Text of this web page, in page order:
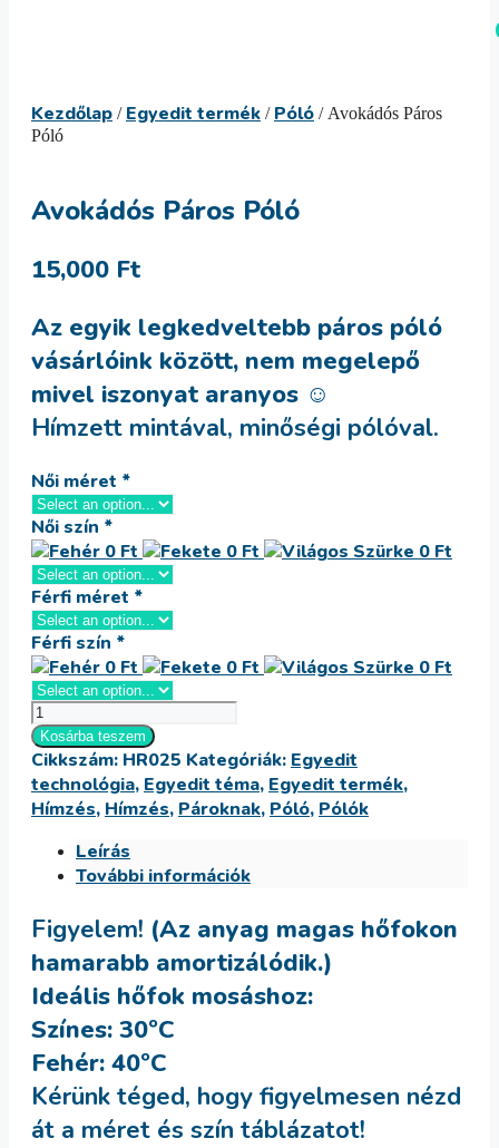
Kezdőlap / Egyedit termék / Póló / Avokádós Páros
Póló
Avokádós Páros Póló
15,000 Ft
Az egyik legkedveltebb páros póló
vásárlóink között, nem megelepő
mivel iszonyat aranyos ☺
Hímzett mintával, minőségi pólóval.
Női méret *
Női szín *
Férfi méret *
Férfi szín *
Avokádós
Páros
Póló
mennyiség
Kosárba teszem
Cikkszám: HR025 Kategóriák: Egyedit
technológia, Egyedit téma, Egyedit termék,
Hímzés, Hímzés, Pároknak, Póló, Pólók
Leírás
További információk
Figyelem! (Az anyag magas hőfokon
hamarabb amortizálódik.)
Ideális hőfok mosáshoz:
Színes: 30ºC
Fehér: 40ºC
Kérünk téged, hogy figyelmesen nézd
át a méret és szín táblázatot!